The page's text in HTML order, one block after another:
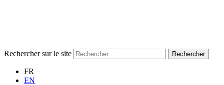
Rechercher sur le site Rechercher
FR
EN